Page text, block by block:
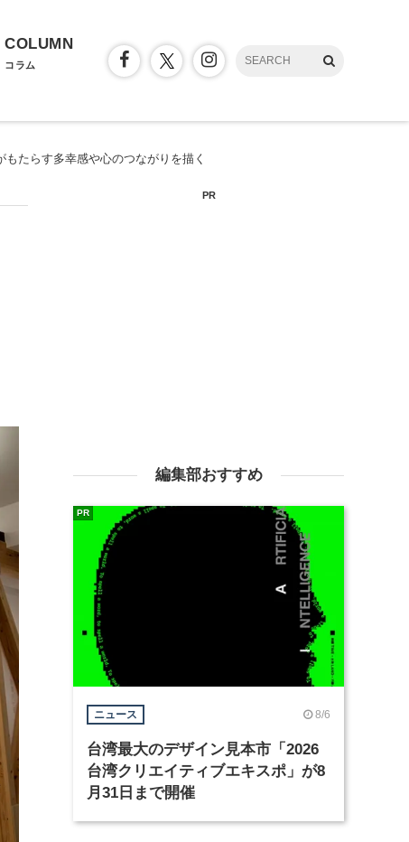
COLUMN
コラム
たらす多幸感や心のつながりを描く
PR
編集部おすすめ
ニュース 8/6
台湾最大のデザイン見本市「2026
台湾クリエイティブエキスポ」が8
月31日まで開催
PR